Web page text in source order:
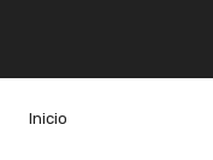
Inicio